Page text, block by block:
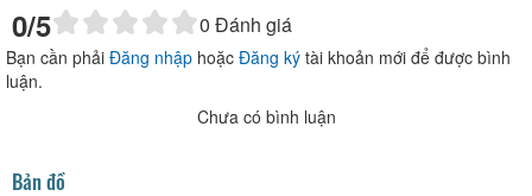
0/5 0 Đánh giá
Bạn cần phải Đăng nhập hoặc Đăng ký tài khoản mới để được bình
luận.
Chưa có bình luận
Bản đồ